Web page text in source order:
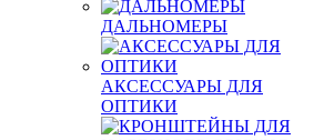
ДАЛЬНОМЕРЫ
АКСЕССУАРЫ ДЛЯ
ОПТИКИ